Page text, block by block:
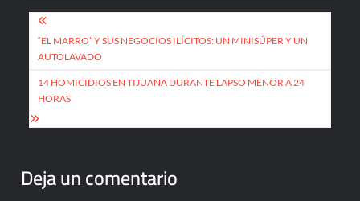
Navegación
de
entradas
“EL MARRO” Y SUS NEGOCIOS ILÍCITOS: UN MINISÚPER Y UN
AUTOLAVADO
14 HOMICIDIOS EN TIJUANA DURANTE LAPSO MENOR A 24
HORAS
Deja un comentario